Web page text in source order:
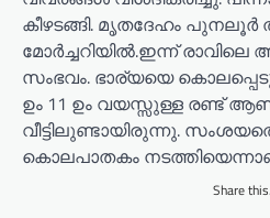
കീഴടങ്ങി. മൃതദേഹം
മോർച്ചറിയിൽ.ഇന്ന്
സംഭവം. ഭാര്യയെ
ഉം 11 ഉം വയസ്സുള്ള രണ്ട്
വീട്ടിലുണ്ടായിരുന്നു.
കൊലപാതകം
Share